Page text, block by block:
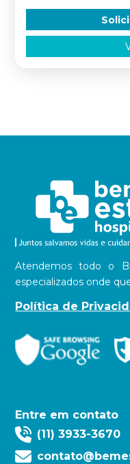
Atendemos todo o
especializados onde
Política de
Entre em contato
(11) 3933-3670